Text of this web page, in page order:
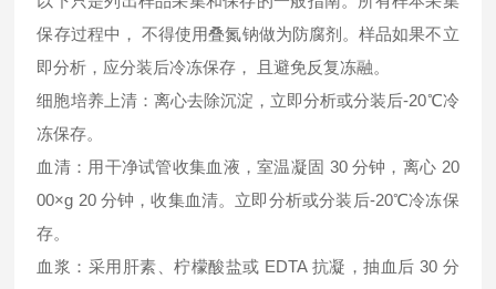
保存过程中， 不得使用叠氮钠做为防腐剂。样品如果不立
即分析，应分装后冷冻保存， 且避免反复冻融。
细胞培养上清：离心去除沉淀，立即分析或分装后-20℃冷
冻保存。
血清：用干净试管收集血液，室温凝固 30 分钟，离心 20
00×g 20 分钟，收集血清。立即分析或分装后-20℃冷冻保
存。
血浆：采用肝素、柠檬酸盐或 EDTA 抗凝，抽血后 30 分